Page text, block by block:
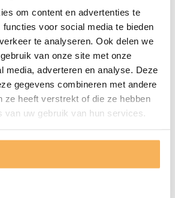
om content en advertenties te
functies voor social media te bieden
te analyseren. Ook delen we
van onze site met onze
media, adverteren en analyse. Deze
gegevens combineren met andere
ze heeft verstrekt of die ze hebben
van uw gebruik van hun services.
hoofd stabiel blijft liggen.
andere lichaamsbouw heeft is de
in vier hoogtes, welke te leveren zijn
uitvoering. Door deze
er voor ieder specifiek persoon een
De hoes is gemaakt van
ritssluiting en goed wasbaar.